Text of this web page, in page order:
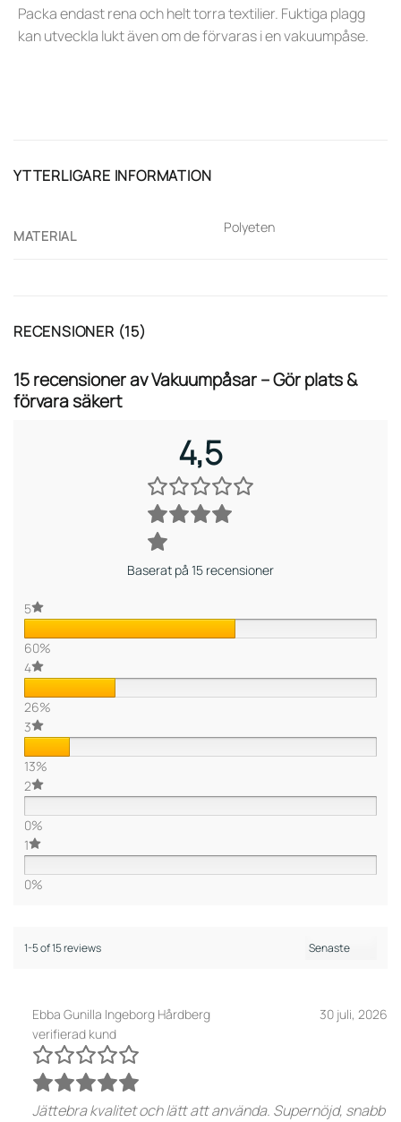
Packa endast rena och helt torra textilier. Fuktiga plagg
kan utveckla lukt även om de förvaras i en vakuumpåse.
YTTERLIGARE INFORMATION
MATERIAL
Polyeten
RECENSIONER (15)
15 recensioner avVakuumpåsar – Gör plats &
förvara säkert
4,5
Baserat på 15 recensioner
5
60%
4
26%
3
13%
2
0%
1
0%
1-5 of 15 reviews
Ebba Gunilla Ingeborg Hårdberg
verifierad kund
30 juli, 2026
Jättebra kvalitet och lätt att använda. Supernöjd, snabb